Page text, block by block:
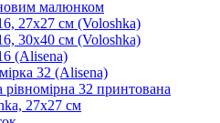
малюнком
27х27 см (Voloshka)
30х40 см (Voloshka)
(Alisena)
32 (Alisena)
рівномірна 32 принтована
27х27 см